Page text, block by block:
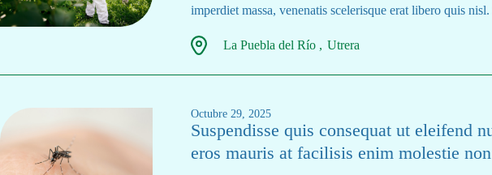
imperdiet massa, venenatis scelerisque erat libero quis
La Puebla del Río Utrera
Octubre 29, 2025
Suspendisse quis consequat ut eleifend
eros mauris at facilisis enim molestie non